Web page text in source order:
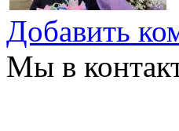
Добавить
Мы в